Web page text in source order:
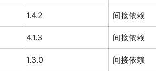
1.4.2 间接依赖
4.1.3 间接依赖
1.3.0 间接依赖